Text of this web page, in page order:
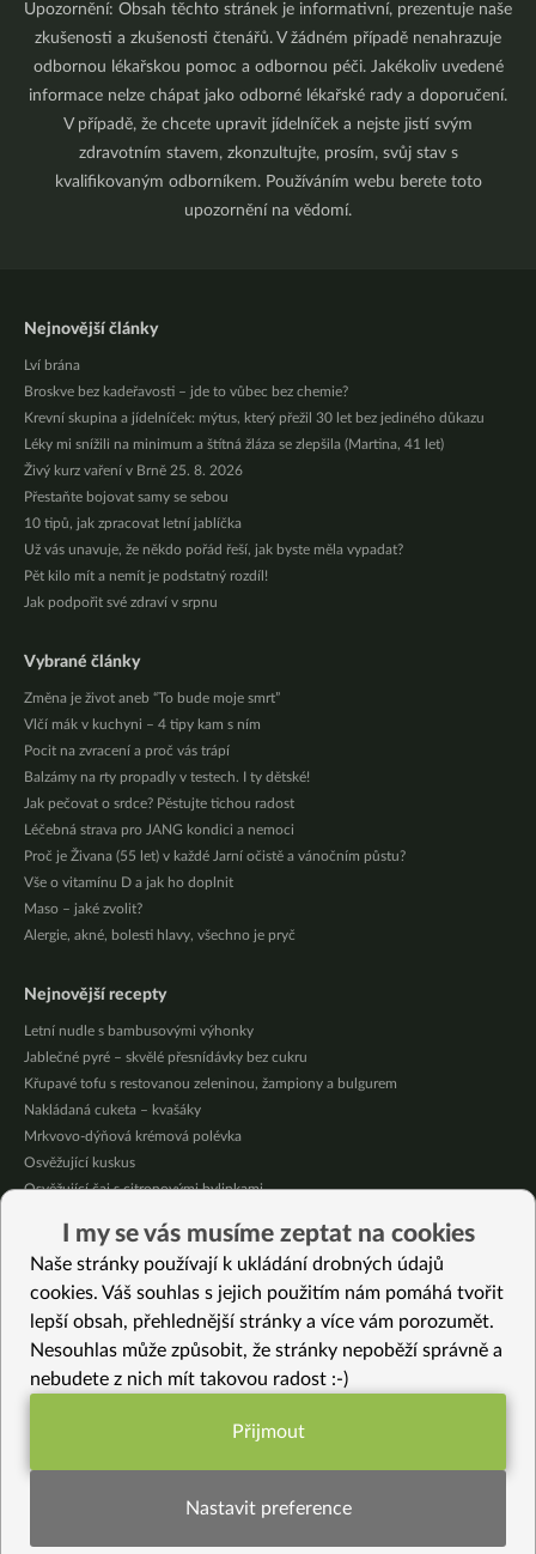
Upozornění: Obsah těchto stránek je informativní, prezentuje naše
zkušenosti a zkušenosti čtenářů. V žádném případě nenahrazuje
odbornou lékařskou pomoc a odbornou péči. Jakékoliv uvedené
informace nelze chápat jako odborné lékařské rady a doporučení.
V případě, že chcete upravit jídelníček a nejste jistí svým
zdravotním stavem, zkonzultujte, prosím, svůj stav s
kvalifikovaným odborníkem. Používáním webu berete toto
upozornění na vědomí.
Nejnovější články
Lví brána
Broskve bez kadeřavosti – jde to vůbec bez chemie?
Krevní skupina a jídelníček: mýtus, který přežil 30 let bez jediného důkazu
Léky mi snížili na minimum a štítná žláza se zlepšila (Martina, 41 let)
Živý kurz vaření v Brně 25. 8. 2026
Přestaňte bojovat samy se sebou
10 tipů, jak zpracovat letní jablíčka
Už vás unavuje, že někdo pořád řeší, jak byste měla vypadat?
Pět kilo mít a nemít je podstatný rozdíl!
Jak podpořit své zdraví v srpnu
Vybrané články
Změna je život aneb “To bude moje smrt”
Vlčí mák v kuchyni – 4 tipy kam s ním
Pocit na zvracení a proč vás trápí
Balzámy na rty propadly v testech. I ty dětské!
Jak pečovat o srdce? Pěstujte tichou radost
Léčebná strava pro JANG kondici a nemoci
Proč je Živana (55 let) v každé Jarní očistě a vánočním půstu?
Vše o vitamínu D a jak ho doplnit
Maso – jaké zvolit?
Alergie, akné, bolesti hlavy, všechno je pryč
Nejnovější recepty
Letní nudle s bambusovými výhonky
Jablečné pyré – skvělé přesnídávky bez cukru
Křupavé tofu s restovanou zeleninou, žampiony a bulgurem
Nakládaná cuketa – kvašáky
Mrkvovo-dýňová krémová polévka
Osvěžující kuskus
Osvěžující čaj s citronovými bylinkami
Čokoládové muffiny s mangovým krémem
Meruňky a jablka v citrónovém želé
Vybrané recepty
Fenyklový dortík bez lepku
Ječmenná kaše s mrkví a dýňovými semínky
Passatelli v husté zimní polévce
Kulatozrnná rýže se slunečnicovým semínkem
Fialový pečený batát
I my se vás musíme zeptat na cookies
Naše stránky používají k ukládání drobných údajů
cookies. Váš souhlas s jejich použitím nám pomáhá tvořit
lepší obsah, přehlednější stránky a více vám porozumět.
Nesouhlas může způsobit, že stránky nepoběží správně a
nebudete z nich mít takovou radost :-)
Funkční nastavení potřebujeme (vždy
Přijmout
Nastavit preference